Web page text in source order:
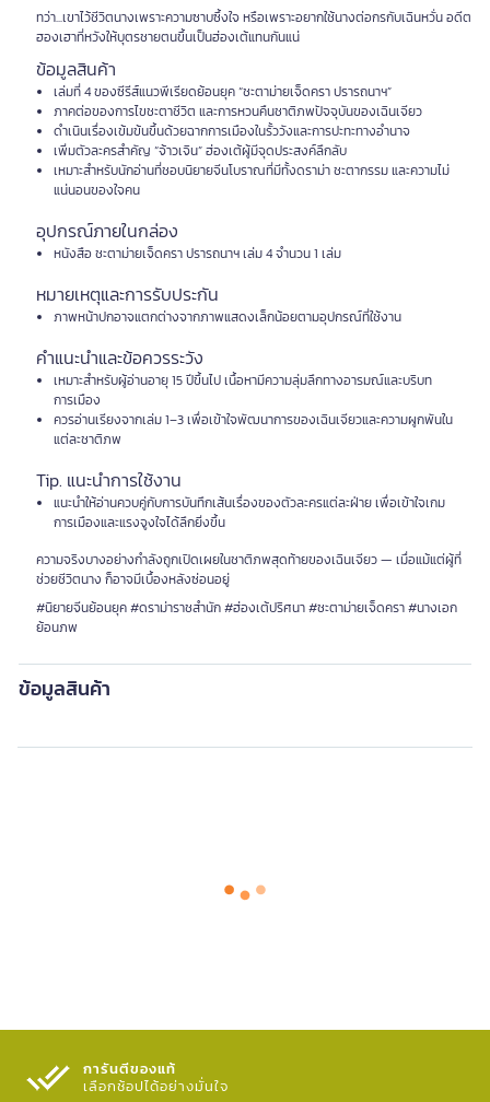
ทว่า...เขาไว้ชีวิตนางเพราะความซาบซึ้งใจ หรือเพราะอยากใช้นางต่อกรกับเฉินหวั่น อดีต
ฮองเฮาที่หวังให้บุตรชายตนขึ้นเป็นฮ่องเต้แทนกันแน่
ข้อมูลสินค้า
เล่มที่ 4 ของซีรีส์แนวพีเรียดย้อนยุค “ชะตาม่ายเจ็ดครา ปรารถนาฯ”
ภาคต่อของการไขชะตาชีวิต และการหวนคืนชาติภพปัจจุบันของเฉินเจียว
ดำเนินเรื่องเข้มข้นขึ้นด้วยฉากการเมืองในรั้ววังและการปะทะทางอำนาจ
เพิ่มตัวละครสำคัญ “จ้าวเจิน” ฮ่องเต้ผู้มีจุดประสงค์ลึกลับ
เหมาะสำหรับนักอ่านที่ชอบนิยายจีนโบราณที่มีทั้งดราม่า ชะตากรรม และความไม่
แน่นอนของใจคน
อุปกรณ์ภายในกล่อง
หนังสือ ชะตาม่ายเจ็ดครา ปรารถนาฯ เล่ม 4 จำนวน 1 เล่ม
หมายเหตุและการรับประกัน
ภาพหน้าปกอาจแตกต่างจากภาพแสดงเล็กน้อยตามอุปกรณ์ที่ใช้งาน
คำแนะนำและข้อควรระวัง
เหมาะสำหรับผู้อ่านอายุ 15 ปีขึ้นไป เนื้อหามีความลุ่มลึกทางอารมณ์และบริบท
การเมือง
ควรอ่านเรียงจากเล่ม 1–3 เพื่อเข้าใจพัฒนาการของเฉินเจียวและความผูกพันใน
แต่ละชาติภพ
Tip. แนะนำการใช้งาน
แนะนำให้อ่านควบคู่กับการบันทึกเส้นเรื่องของตัวละครแต่ละฝ่าย เพื่อเข้าใจเกม
การเมืองและแรงจูงใจได้ลึกยิ่งขึ้น
ความจริงบางอย่างกำลังถูกเปิดเผยในชาติภพสุดท้ายของเฉินเจียว — เมื่อแม้แต่ผู้ที่
ช่วยชีวิตนาง ก็อาจมีเบื้องหลังซ่อนอยู่
#นิยายจีนย้อนยุค #ดราม่าราชสำนัก #ฮ่องเต้ปริศนา #ชะตาม่ายเจ็ดครา #นางเอก
ย้อนภพ
ข้อมูลสินค้า
การันตีของแท้
เลือกช้อปได้อย่างมั่นใจ​